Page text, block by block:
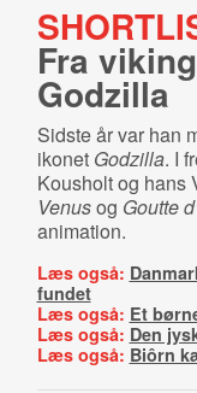
Fra
Godzilla
Sidste år var han
ikonet Godzilla. I
Kousholt og
Venusog Goutte
animation.
Læs også:
fundet
Læs også: Et
Læs også: Den
Læs også: Biôrn